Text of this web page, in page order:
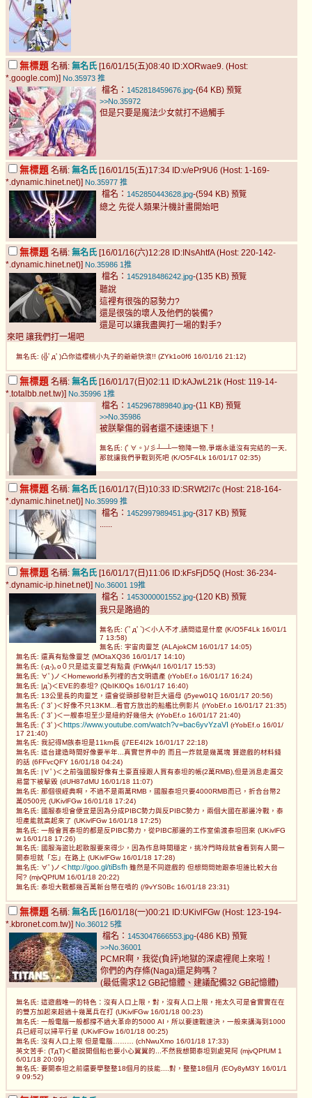
無標題 名稱: 無名氏 [16/01/15(五)08:40 ID:XORwae9. (Host:
*.google.com)] No.35973 推
檔名： 1452818459676.jpg-(64 KB) 預覽
>>No.35972
但是只要是魔法少女就打不過觸手
無標題 名稱: 無名氏 [16/01/15(五)17:34 ID:v/ePr9U6 (Host: 1-169-
*.dynamic.hinet.net)] No.35977 推
檔名： 1452850443628.jpg-(594 KB) 預覽
總之 先從人類果汁機計畫開始吧
無標題 名稱: 無名氏 [16/01/16(六)12:28 ID:INsAhtfA (Host: 220-142-
*.dynamic.hinet.net)] No.35986 1推
檔名： 1452918486242.jpg-(135 KB) 預覽
聽說
這裡有很強的惡勢力?
還是很強的壞人及他們的裝備?
還是可以讓我盡興打一場的對手?
來吧 讓我們打一場吧
無名氏: (╬ﾟдﾟ)凸你這櫻桃小丸子的爺爺快滾!! (ZYk1o0f6 16/01/16 21:12)
無標題 名稱: 無名氏 [16/01/17(日)02:11 ID:kAJwL21k (Host: 119-14-
*.totalbb.net.tw)] No.35996 1推
檔名： 1452967889840.jpg-(11 KB) 預覽
>>No.35986
被朕擊傷的弱者還不速速退下！
無名氏: (ﾟ∀。)ﾉ彡┴─┴一物降一物,爭端永遠沒有完結的一天,
那就讓我們爭戰到死吧 (K/O5F4Lk 16/01/17 02:35)
無標題 名稱: 無名氏 [16/01/17(日)10:33 ID:SRWt2l7c (Host: 218-164-
*.dynamic.hinet.net)] No.35999 推
檔名： 1452997989451.jpg-(317 KB) 預覽
......
無標題 名稱: 無名氏 [16/01/17(日)11:06 ID:kFsFjD5Q (Host: 36-234-
*.dynamic-ip.hinet.net)] No.36001 19推
檔名： 1453000001552.jpg-(120 KB) 預覽
我只是路過的
無名氏: (´ﾟдﾟ`)＜小人不才,請問這是什麼 (K/O5F4Lk 16/01/1
7 13:58)
無名氏: 宇宙肉靈芝 (ALAjokCM 16/01/17 14:05)
無名氏: 還真有點像靈芝 (MOtaXQ36 16/01/17 14:10)
無名氏: (-д-)｡o０只是這支靈芝有點貴 (FtWkj4/I 16/01/17 15:53)
無名氏: ∀ﾟ)ノ＜Homeworld系列裡的古文明遺產 (rYobEf.o 16/01/17 16:24)
無名氏: |д`)＜EVE的泰坦? (QbIKl0Qs 16/01/17 16:40)
無名氏: 13公里長的肉靈芝，還會從頭部發射巨大逼母 (j5yew01Q 16/01/17 20:56)
無名氏: (ﾟ3ﾟ)＜好像不只13KM...看官方放出的船艦比例影片 (rYobEf.o 16/01/17 21:35)
無名氏: (ﾟ3ﾟ)＜一艘泰坦至少是紐約好幾倍大 (rYobEf.o 16/01/17 21:40)
無名氏: (ﾟ3ﾟ)＜https://www.youtube.com/watch?v=bac6yvYzaVI (rYobEf.o 16/01/
17 21:40)
無名氏: 我記得M族泰坦是11km長 (j7EE4I2k 16/01/17 22:18)
無名氏: 這台建造時間好像要半年...真實世界中的 而且一炸就是幾萬塊 算遊戲的材料錢
的話 (6FFvcQFY 16/01/18 04:24)
無名氏: |∀ﾟ)＜之前強國服好像有土豪直接跟人買有泰坦的帳(2萬RMB),但是消息走漏交
易當下被擊毀 (dUH87dMU 16/01/18 11:07)
無名氏: 那個很經典啊，不過不是兩萬RMB，國服泰坦只要4000RMB而已，折合台幣2
萬0500元 (UKivlFGw 16/01/18 17:24)
無名氏: 國服泰坦會便宜是因為分成PIBC勢力與反PIBC勢力，兩個大國在那邊冷戰，泰
坦產能就高起來了 (UKivlFGw 16/01/18 17:25)
無名氏: 一般會買泰坦的都是反PIBC勢力，從PIBC那邊的工作室偷渡泰坦回來 (UKivlFG
w 16/01/18 17:26)
無名氏: 國服海盜比起歐服要來得少，因為作息時間穩定，挑冷門時段就會看到有人開一
開泰坦就「忘」在路上 (UKivlFGw 16/01/18 17:28)
無名氏: ∀ﾟ)ノ＜http://goo.gl/tiBsfh 雖然是不同遊戲的 但想問問她跟泰坦誰比較大台
阿? (mjvQPfUM 16/01/18 20:22)
無名氏: 泰坦大戰都幾百萬新台幣在噴的 (/9vYS0Bc 16/01/18 23:31)
無標題 名稱: 無名氏 [16/01/18(一)00:21 ID:UKivlFGw (Host: 123-194-
*.kbronet.com.tw)] No.36012 5推
檔名： 1453047666553.jpg-(486 KB) 預覽
>>No.36001
PCMR啊，我從(負評)地獄的深處裡爬上來啦！
你們的內存條(Naga)還足夠嗎？
(最低需求12 GB記憶體、建議配備32 GB記憶體)
無名氏: 這遊戲唯一的特色：沒有人口上限，對，沒有人口上限，拖太久可是會實實在在
的雙方加起來超過十幾萬兵在打 (UKivlFGw 16/01/18 00:23)
無名氏: 一般電腦一般都撐不過大革命的5000 AI，所以要速戰速決，一般來講海到1000
兵已經可以掃平行星 (UKivlFGw 16/01/18 00:25)
無名氏: 沒有人口上限 但是電腦……… (chNwuXmo 16/01/18 17:33)
英文苦手: (TдT)＜聽說開個船也要小心翼翼的...不然我想開泰坦到處晃阿 (mjvQPfUM 1
6/01/18 20:09)
無名氏: 要開泰坦之前還要學整整18個月的技能....對，整整18個月 (EOy8yM3Y 16/01/1
9 09:52)